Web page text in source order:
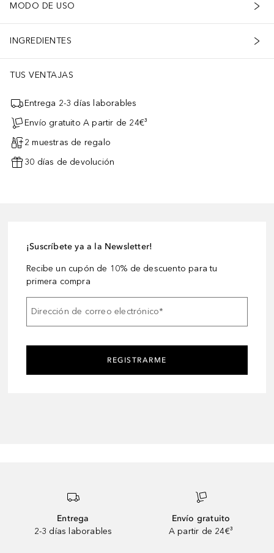
MODO DE USO
INGREDIENTES
TUS VENTAJAS
Entrega 2-3 días laborables
Envío gratuito A partir de 24€³
2 muestras de regalo
30 días de devolución
¡Suscríbete ya a la Newsletter!
Recibe un cupón de 10% de descuento para tu
primera compra
Dirección de correo electrónico*
REGISTRARME
Entrega
2-3 días laborables
Envío gratuito
A partir de 24€³